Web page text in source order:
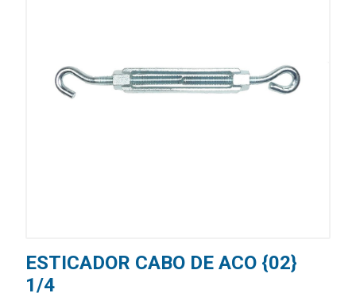
ESTICADOR CABO DE ACO {02}
1/4